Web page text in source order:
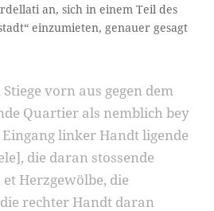
an, sich in einem Teil des
einzumieten, genauer gesagt
vorn aus gegen dem
Quartier als nemblich bey
linker Handt ligende
die daran stossende
et Herzgewölbe, die
rechter Handt daran